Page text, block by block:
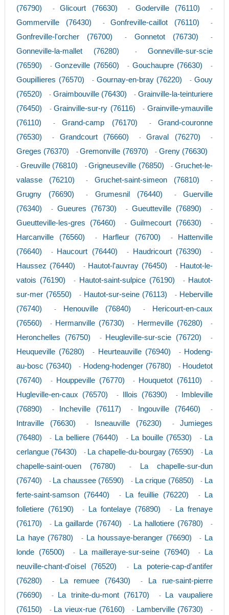
(76790) -Glicourt (76630) - Goderville (76110) -
Gommerville (76430) -Gonfreville-caillot (76110) -
Gonfreville-l'orcher (76700) - Gonnetot (76730) -
Gonneville-la-mallet (76280) -Gonneville-sur-scie
(76590)
-Gonzeville (76560) - Gouchaupre (76630) -
Goupillieres (76570) - Gournay-en-bray (76220) -Gouy
(76520)
- Graimbouville (76430) -Grainville-la-teinturiere
(76450)
-Grainville-sur-ry (76116) -Grainville-ymauville
(76110)
-Grand-camp (76170) -Grand-couronne
(76530)
- Grandcourt (76660) -Graval (76270) -
Greges (76370) -Gremonville (76970) - Greny (76630)
- Greuville (76810) -Grigneuseville (76850) -Gruchet-le-
valasse (76210)
- Gruchet-saint-simeon (76810) -
Grugny (76690) - Grumesnil (76440) -Guerville
(76340)
- Gueures (76730) -Gueutteville (76890) -
Gueutteville-les-gres (76460) -Guilmecourt (76630) -
Harcanville (76560) - Harfleur (76700) -
Hattenville
(76640)
- Haucourt (76440) - Haudricourt (76390) -
Haussez (76440) - Hautot-l'auvray (76450) - Hautot-le-
vatois (76190)
- Hautot-saint-sulpice (76190) - Hautot-
sur-mer (76550)
- Hautot-sur-seine (76113) - Heberville
(76740)
- Henouville (76840) -
Hericourt-en-caux
(76560)
- Hermanville (76730) - Hermeville (76280) -
Heronchelles (76750) - Heugleville-sur-scie (76720) -
Heuqueville (76280) - Heurteauville (76940) - Hodeng-
au-bosc (76340)
- Hodeng-hodenger (76780) - Houdetot
(76740)
- Houppeville (76770) - Houquetot (76110) -
Hugleville-en-caux (76570) - Illois (76390) -
Imbleville
(76890)
- Incheville (76117) - Ingouville (76460) -
Intraville (76630) - Isneauville (76230) -Jumieges
(76480)
- La belliere (76440) - La bouille (76530) - La
cerlangue (76430)
- La chapelle-du-bourgay (76590) - La
chapelle-saint-ouen (76780)
-
La chapelle-sur-dun
(76740)
- La chaussee (76590) - La crique (76850) - La
ferte-saint-samson (76440)
- La feuillie (76220) -
La
folletiere (76190)
- La fontelaye (76890) -
La frenaye
(76170)
- La gaillarde (76740) - La hallotiere (76780) -
La haye (76780) - La houssaye-beranger (76690) - La
londe (76500)
- La mailleraye-sur-seine (76940) -
La
neuville-chant-d'oisel (76520)
-
La poterie-cap-d'antifer
(76280)
- La remuee (76430) -
La rue-saint-pierre
(76690)
- La trinite-du-mont (76170) -
La vaupaliere
(76150)
- La vieux-rue (76160) - Lamberville (76730) -